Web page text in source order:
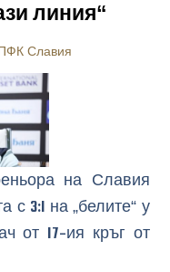
линия“
Славия
на Славия
3:1 на „белите“ у
от 17-ия кръг от